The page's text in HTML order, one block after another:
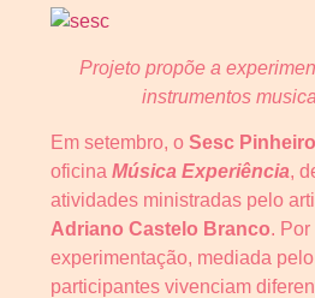
Projeto propõe a
instrumentos
Em setembro, o Sesc
oficina Música Experiência,
atividades ministradas pelo
Adriano Castelo Branco.
experimentação, mediada
participantes vivenciam